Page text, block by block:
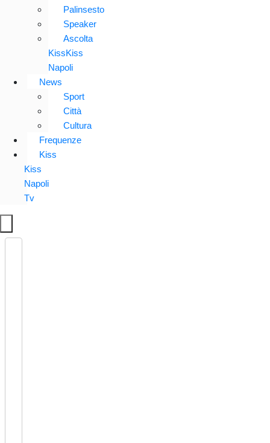
Palinsesto
Speaker
Ascolta
KissKiss
Napoli
News
Sport
Città
Cultura
Frequenze
Kiss
Kiss
Napoli
Tv